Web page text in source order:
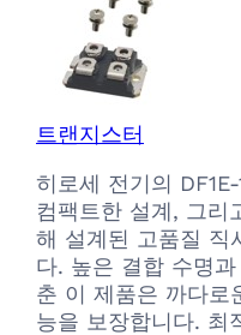
트랜지스터
히로세 전기의
컴팩트한 설계, 그리
해 설계된 고품질 직
다. 높은 결합 수명
춘 이 제품은 까다로
능을 보장합니다. 최